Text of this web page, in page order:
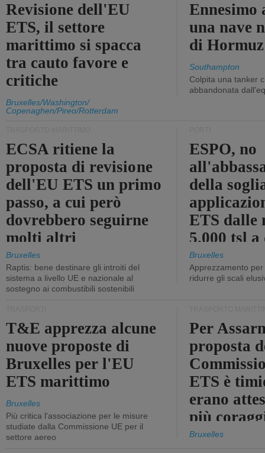
Revisione dell'EU
ETS, il settore
marittimo si spacca
tra cauto favore e
critiche
Bruxelles/Washington/
Copenaghen/Pireo/Rotterdam
Ennesimo
una nave
di Hormuz
Southampton
Colpita una tanker
abbandonata
ECSA ritiene la
proposta di revisione
dell'EU ETS un primo
passo, a cui però
dovrebbero seguirne
molti altri
Bruxelles
Raptis: bene destinare gli introiti del
sistema a livello UE e nazionale al
sostegno ai combustibili sostenibili
ESPO, no
della
ETS dalle
5.000 tsl
400 tsl
Bruxelles
Apprezzamento
ridurre gli scali
T&E apprezza alcune
nuove proposte di
Bruxelles per l'EU
ETS marittimo
Bruxelles
Più critica l'associazione per le misure
studiate dalla Commissione UE per il
settore aereo
Per
proposta
ETS è
erano
più
Bruxelles